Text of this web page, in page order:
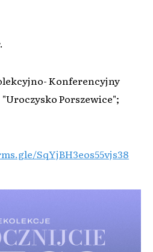
Konferencyjny
Porszewice";
SqYjBH3eos55vjs38